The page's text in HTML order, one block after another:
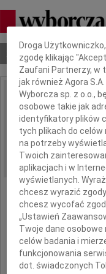
Nekrologi Odeszli
IMIĘ I NAZWISKO:
REGION:
DATA EMISJI:
że
Dbamy o Twoją
Droga
zgodę klikając
Zaufani Partnerzy, w
jak również Agora
Wyborcza sp. z o.o.,
osobowe takie jak
identyfikatory plików
tych plikach do
na potrzeby
Twoich
aplikacjach i w
wyświetlanych.
chcesz wyrazić
chcesz wycofać
„Ustawień
Twoje dane
celów badania i
funkcjonowania
dot. świadczonych